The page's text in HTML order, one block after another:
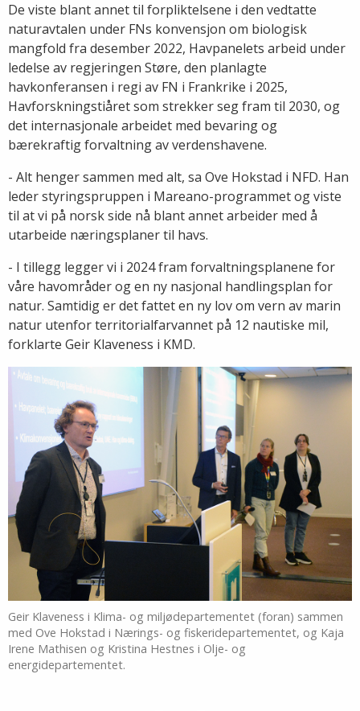
De viste blant annet til forpliktelsene i den vedtatte
naturavtalen under FNs konvensjon om biologisk
mangfold fra desember 2022, Havpanelets arbeid under
ledelse av regjeringen Støre, den planlagte
havkonferansen i regi av FN i Frankrike i 2025,
Havforskningstiåret som strekker seg fram til 2030, og
det internasjonale arbeidet med bevaring og
bærekraftig forvaltning av verdenshavene.
- Alt henger sammen med alt, sa Ove Hokstad i NFD. Han
leder styringspruppen i Mareano-programmet og viste
til at vi på norsk side nå blant annet arbeider med å
utarbeide næringsplaner til havs.
- I tillegg legger vi i 2024 fram forvaltningsplanene for
våre havområder og en ny nasjonal handlingsplan for
natur. Samtidig er det fattet en ny lov om vern av marin
natur utenfor territorialfarvannet på 12 nautiske mil,
forklarte Geir Klaveness i KMD.
Geir Klaveness i Klima- og miljødepartementet (foran) sammen
med Ove Hokstad i Nærings- og fiskeridepartementet, og Kaja
Irene Mathisen og Kristina Hestnes i Olje- og
energidepartementet.